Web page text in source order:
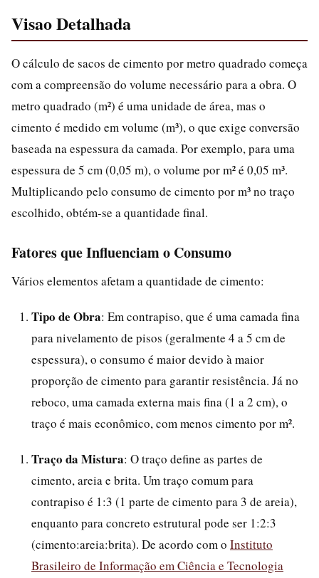
Visao Detalhada
O cálculo de sacos de cimento por metro quadrado começa
com a compreensão do volume necessário para a obra. O
metro quadrado (m²) é uma unidade de área, mas o
cimento é medido em volume (m³), o que exige conversão
baseada na espessura da camada. Por exemplo, para uma
espessura de 5 cm (0,05 m), o volume por m² é 0,05 m³.
Multiplicando pelo consumo de cimento por m³ no traço
escolhido, obtém-se a quantidade final.
Fatores que Influenciam o Consumo
Vários elementos afetam a quantidade de cimento:
Tipo de Obra: Em contrapiso, que é uma camada fina
para nivelamento de pisos (geralmente 4 a 5 cm de
espessura), o consumo é maior devido à maior
proporção de cimento para garantir resistência. Já no
reboco, uma camada externa mais fina (1 a 2 cm), o
traço é mais econômico, com menos cimento por m².
Traço da Mistura: O traço define as partes de
cimento, areia e brita. Um traço comum para
contrapiso é 1:3 (1 parte de cimento para 3 de areia),
enquanto para concreto estrutural pode ser 1:2:3
(cimento:areia:brita). De acordo com o Instituto
Brasileiro de Informação em Ciência e Tecnologia